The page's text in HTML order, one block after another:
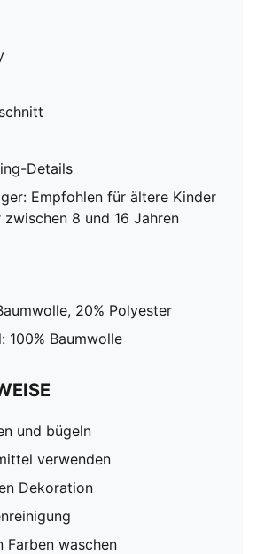
Details
Empfohlen für ältere Kinder
zwischen 8 und 16 Jahren
20% Polyester
100% Baumwolle
und bügeln
verwenden
Dekoration
Farben waschen